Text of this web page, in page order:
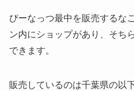
ぴーなっつ最中を販売するな
ン内にショップがあり、そち
できます。
販売しているのは千葉県の以